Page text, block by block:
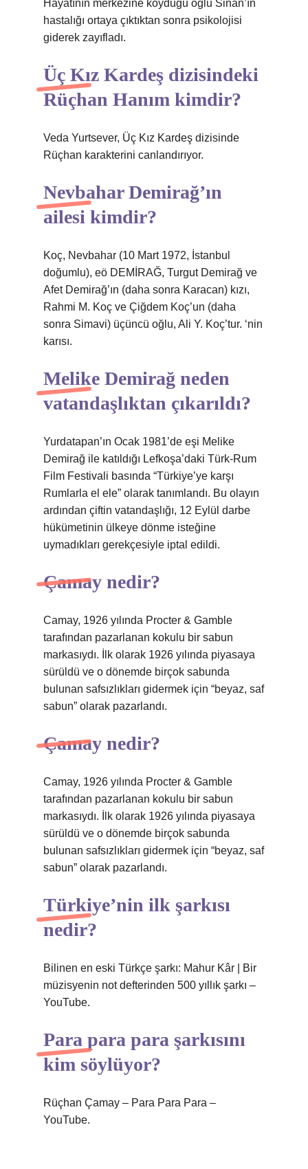
Hayatının merkezine koyduğu oğlu Sinan’ın
hastalığı ortaya çıktıktan sonra psikolojisi
giderek zayıfladı.
Üç Kız Kardeş dizisindeki
Rüçhan Hanım kimdir?
Veda Yurtsever, Üç Kız Kardeş dizisinde
Rüçhan karakterini canlandırıyor.
Nevbahar Demirağ’ın
ailesi kimdir?
Koç, Nevbahar (10 Mart 1972, İstanbul
doğumlu), eö DEMİRAĞ, Turgut Demirağ ve
Afet Demirağ’ın (daha sonra Karacan) kızı,
Rahmi M. Koç ve Çiğdem Koç’un (daha
sonra Simavi) üçüncü oğlu, Ali Y. Koç’tur. ‘nin
karısı.
Melike Demirağ neden
vatandaşlıktan çıkarıldı?
Yurdatapan’ın Ocak 1981’de eşi Melike
Demirağ ile katıldığı Lefkoşa’daki Türk-Rum
Film Festivali basında “Türkiye’ye karşı
Rumlarla el ele” olarak tanımlandı. Bu olayın
ardından çiftin vatandaşlığı, 12 Eylül darbe
hükümetinin ülkeye dönme isteğine
uymadıkları gerekçesiyle iptal edildi.
Çamay nedir?
Camay, 1926 yılında Procter & Gamble
tarafından pazarlanan kokulu bir sabun
markasıydı. İlk olarak 1926 yılında piyasaya
sürüldü ve o dönemde birçok sabunda
bulunan safsızlıkları gidermek için “beyaz, saf
sabun” olarak pazarlandı.
Çamay nedir?
Camay, 1926 yılında Procter & Gamble
tarafından pazarlanan kokulu bir sabun
markasıydı. İlk olarak 1926 yılında piyasaya
sürüldü ve o dönemde birçok sabunda
bulunan safsızlıkları gidermek için “beyaz, saf
sabun” olarak pazarlandı.
Türkiye’nin ilk şarkısı
nedir?
Bilinen en eski Türkçe şarkı: Mahur Kâr | Bir
müzisyenin not defterinden 500 yıllık şarkı –
YouTube.
Para para para şarkısını
kim söylüyor?
Rüçhan Çamay – Para Para Para –
YouTube.